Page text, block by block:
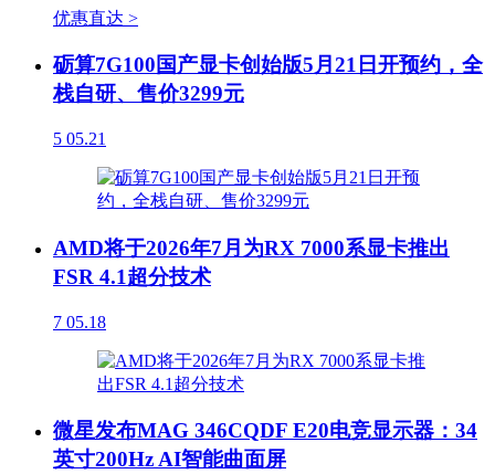
优惠直达 >
砺算7G100国产显卡创始版5月21日开预约，全
栈自研、售价3299元
5 05.21
AMD将于2026年7月为RX 7000系显卡推出
FSR 4.1超分技术
7 05.18
微星发布MAG 346CQDF E20电竞显示器：34
英寸200Hz AI智能曲面屏